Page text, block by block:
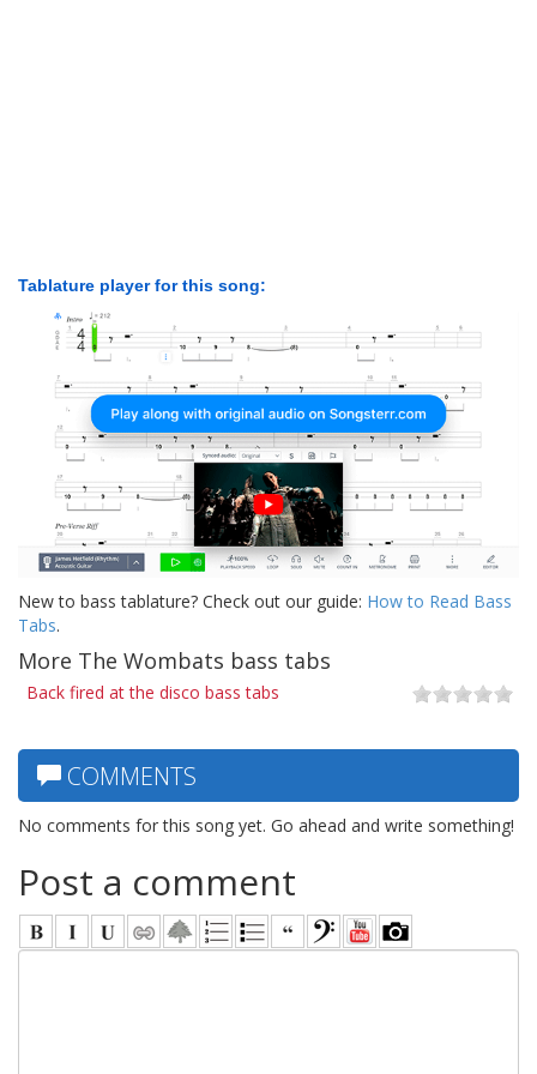
Tablature player for this song:
New to bass tablature? Check out our guide: How to Read Bass
Tabs.
More The Wombats bass tabs
Back fired at the disco bass tabs
COMMENTS
No comments for this song yet. Go ahead and write something!
Post a comment